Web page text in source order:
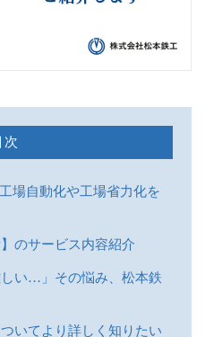
」を「安心」に
せフォーム
受付中
2272
次
場自動化や工場省力化を
のサービス内容紹介
しい…」その悩み、松本鉄
いてより詳しく知りたい